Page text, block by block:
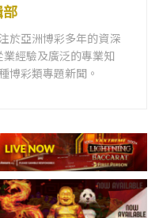
於亞洲博彩多年的資深
經驗及廣泛的專業知
博彩類專題新聞。